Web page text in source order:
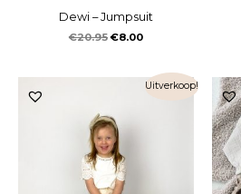
Dewi – Jumpsuit
€20.95 €8.00
Uitverkoop!